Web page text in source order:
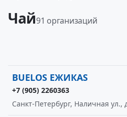
Чай91 организаций
BUELOS ЕЖИКАS
+7 (905) 2260363
Санкт-Петербург, Наличная ул.,